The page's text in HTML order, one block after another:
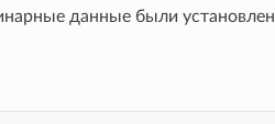
данные были